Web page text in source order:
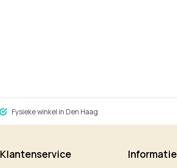
Fysieke winkel in Den Haag
Klantenservice Informatie